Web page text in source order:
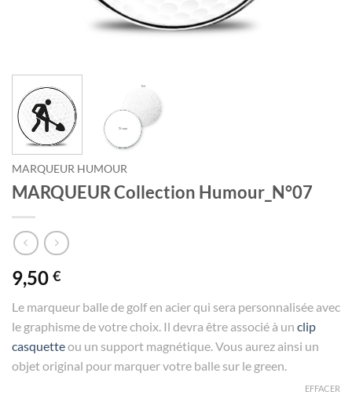
MARQUEUR HUMOUR
MARQUEUR Collection Humour_N°07
9,50 €
Le marqueur balle de golf en acier qui sera personnalisée avec
le graphisme de votre choix. Il devra être associé à un clip
casquetteou un support magnétique. Vous aurez ainsi un
objet original pour marquer votre balle sur le green.
EFFACER